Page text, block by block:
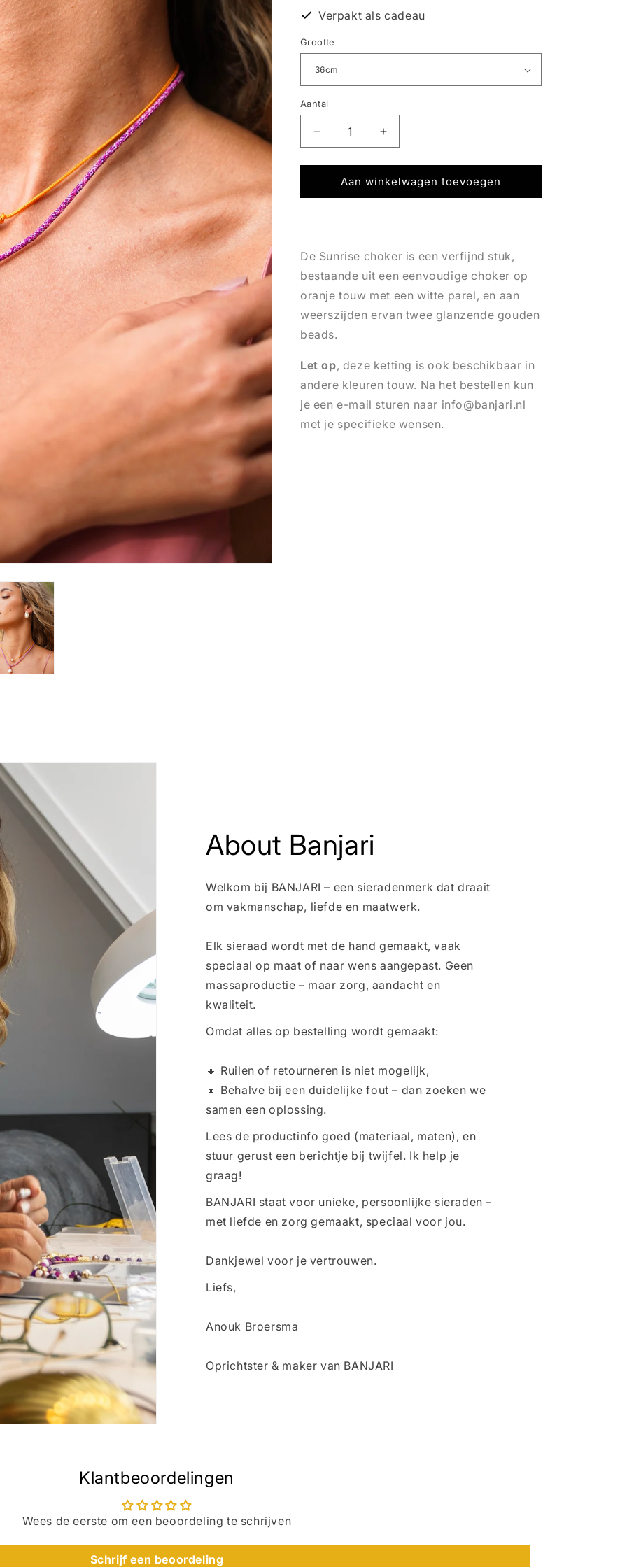
Verpakt als cadeau
Grootte
Aantal
Aantal
verlagen
voor
SUNRISE
|
Aantal
verhogen
voor
SUNRISE
|
Aan winkelwagen toevoegen
De Sunrise choker is een verfijnd stuk,
bestaande uit een eenvoudige choker op
oranje touw met een witte parel, en aan
weerszijden ervan twee glanzende gouden
beads.
Let op, deze ketting is ook beschikbaar in
andere kleuren touw. Na het bestellen kun
je een e-mail sturen naar info@banjari.nl
met je specifieke wensen.
About Banjari
Welkom bij BANJARI – een sieradenmerk dat draait
om vakmanschap, liefde en maatwerk.
Elk sieraad wordt met de hand gemaakt, vaak
speciaal op maat of naar wens aangepast. Geen
massaproductie – maar zorg, aandacht en
kwaliteit.
Omdat alles op bestelling wordt gemaakt:
🔸 Ruilen of retourneren is niet mogelijk,
🔸 Behalve bij een duidelijke fout – dan zoeken we
samen een oplossing.
Lees de productinfo goed (materiaal, maten), en
stuur gerust een berichtje bij twijfel. Ik help je
graag!
BANJARI staat voor unieke, persoonlijke sieraden –
met liefde en zorg gemaakt, speciaal voor jou.
Dankjewel voor je vertrouwen.
Liefs,
Anouk Broersma
Oprichtster & maker van BANJARI
Klantbeoordelingen
Wees de eerste om een beoordeling te schrijven
Schrijf een beoordeling